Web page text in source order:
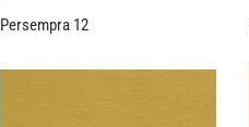
Persempra 12